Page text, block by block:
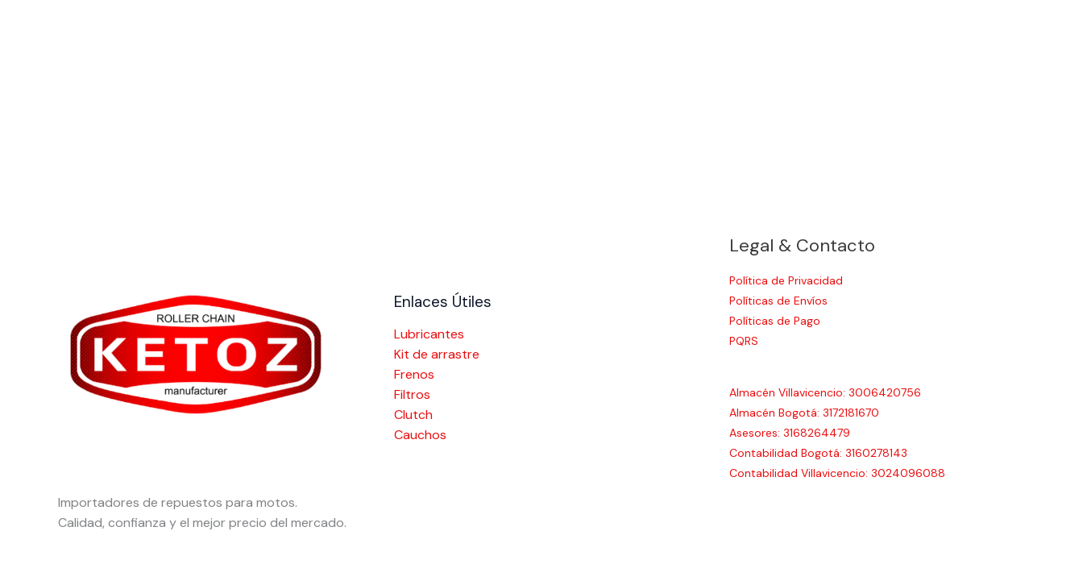
Importadores de repuestos para motos.
Calidad, confianza y el mejor precio del mercado.
Enlaces Útiles
Lubricantes
Kit de arrastre
Frenos
Filtros
Clutch
Cauchos
Legal & Contacto
Política de Privacidad
Políticas de Envíos
Políticas de Pago
PQRS
Almacén Villavicencio: 3006420756
Almacén Bogotá: 3172181670
Asesores: 3168264479
Contabilidad Bogotá: 3160278143
Contabilidad Villavicencio: 3024096088